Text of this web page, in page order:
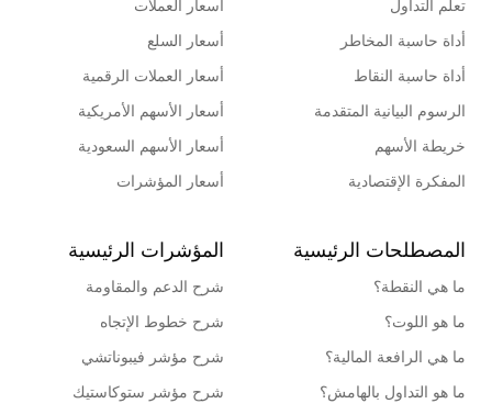
تعلم التداول
أداة حاسبة المخاطر
أداة حاسبة النقاط
الرسوم البيانية المتقدمة
خريطة الأسهم
المفكرة الإقتصادية
أسعار العملات
أسعار السلع
أسعار العملات الرقمية
أسعار الأسهم الأمريكية
أسعار الأسهم السعودية
أسعار المؤشرات
المصطلحات الرئيسية
ما هي النقطة؟
ما هو اللوت؟
ما هي الرافعة المالية؟
ما هو التداول بالهامش؟
المؤشرات الرئيسية
شرح الدعم والمقاومة
شرح خطوط الإتجاه
شرح مؤشر فيبوناتشي
شرح مؤشر ستوكاستيك